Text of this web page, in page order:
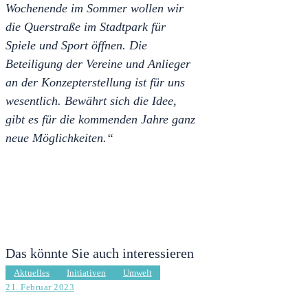
Wochenende im Sommer wollen wir
die Querstraße im Stadtpark für
Spiele und Sport öffnen. Die
Beteiligung der Vereine und Anlieger
an der Konzepterstellung ist für uns
wesentlich. Bewährt sich die Idee,
gibt es für die kommenden Jahre ganz
neue Möglichkeiten.“
Das könnte Sie auch interessieren
Aktuelles Initiativen
Umwelt
21. Februar 2023